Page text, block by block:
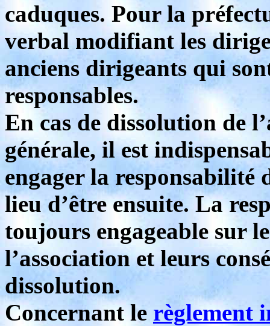
caduques. Pour la
verbal modifiant les
anciens dirigeants qui
responsables.
En cas de dissolution de
générale, il est
engager la responsabilité
lieu d’être ensuite. La
toujours engageable sur
l’association et leurs
dissolution.
Concernant le règlement